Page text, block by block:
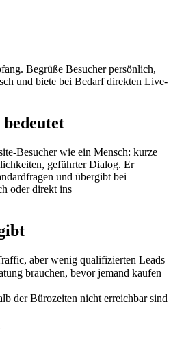
Begrüße Besucher persönlich,
und biete bei Bedarf direkten Live-
Besucher wie ein Mensch: kurze
geführter Dialog. Er
und übergibt bei
oder direkt ins
aber wenig qualifizierten Leads
brauchen, bevor jemand kaufen
der Bürozeiten nicht erreichbar sind